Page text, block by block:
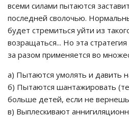
всеми силами пытаются
последней сволочью.
будет стремиться уйти из
возращаться... Но эта
за разом применяется во
а) Пытаются умолять и давить
б) Пытаются шантажировать
больше детей, если не
в) Выплескивают